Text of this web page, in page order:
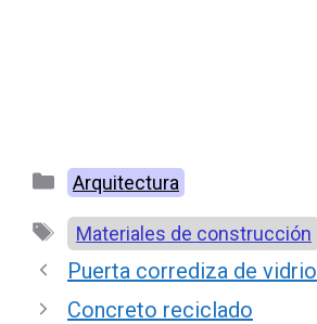
Categorías
Arquitectura
Etiquetas
Materiales de construcción
Puerta corrediza de vidrio
Concreto reciclado